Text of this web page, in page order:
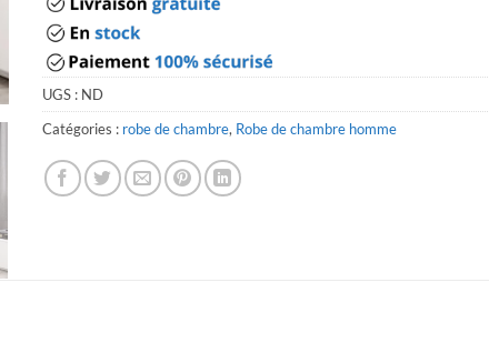
UGS : ND
Catégories : robe de chambre, Robe de chambre homme